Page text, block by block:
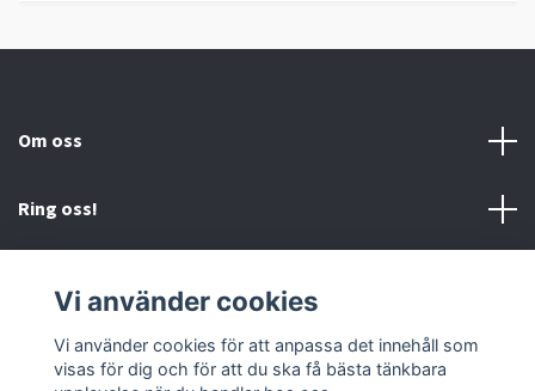
Om oss
Ring oss!
Sociala medier
Vi använder cookies
Vi använder cookies för att anpassa det innehåll som
visas för dig och för att du ska få bästa tänkbara